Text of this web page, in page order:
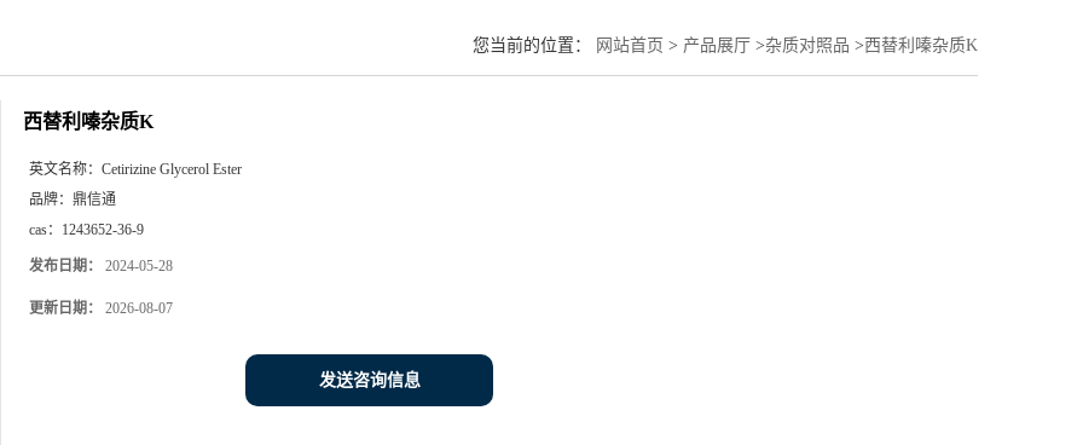
您当前的位置： 网站首页 > 产品展厅 >杂质对照品 >西替利嗪杂质K
西替利嗪杂质K
英文名称： Cetirizine Glycerol Ester
品牌： 鼎信通
cas： 1243652-36-9
发布日期： 2024-05-28
更新日期： 2026-08-07
发送咨询信息